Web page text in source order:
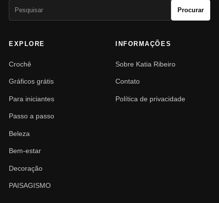
Procurar
EXPLORE
Crochê
Gráficos grátis
Para iniciantes
Passo a passo
Beleza
Bem-estar
Decoração
PAISAGISMO
INFORMAÇÕES
Sobre Katia Ribeiro
Contato
Política de privacidade